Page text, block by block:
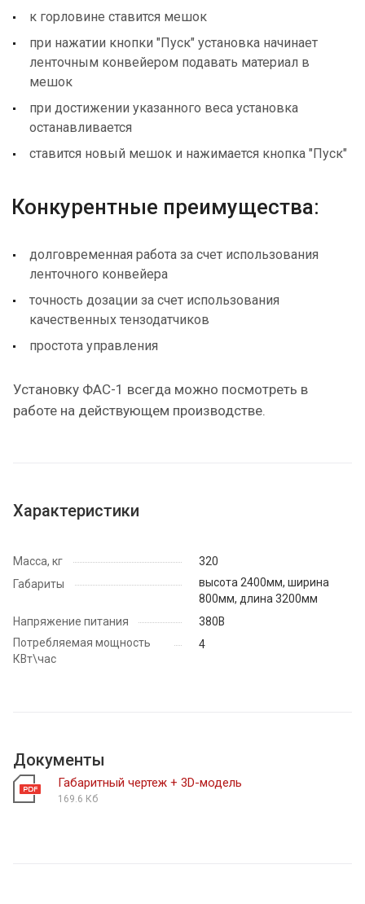
к горловине ставится мешок
при нажатии кнопки "Пуск" установка начинает
ленточным конвейером подавать материал в
мешок
при достижении указанного веса установка
останавливается
ставится новый мешок и нажимается кнопка "Пуск"
Конкурентные преимущества:
долговременная работа за счет использования
ленточного конвейера
точность дозации за счет использования
качественных тензодатчиков
простота управления
Установку ФАС-1 всегда можно посмотреть в
работе на действующем производстве.
Характеристики
Масса, кг
320
Габариты
высота 2400мм, ширина
800мм, длина 3200мм
Напряжение питания
380В
Потребляемая мощность
КВт\час
4
Документы
Габаритный чертеж + 3D-модель
169.6 Кб